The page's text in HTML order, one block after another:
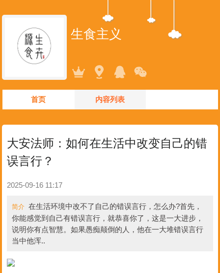
生食主义
首页 内容列表
大安法师：如何在生活中改变自己的错
误言行？
2025-09-16 11:17
简介 在生活环境中改不了自己的错误言行，怎么办?首先，
你能感觉到自己有错误言行，就恭喜你了，这是一大进步，
说明你有点智慧。如果愚痴颠倒的人，他在一大堆错误言行
当中他浑..